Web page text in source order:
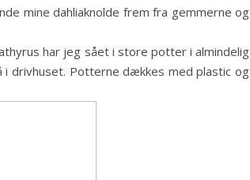
mine dahliaknolde frem fra gemmerne og
har jeg sået i store potter i almindelig
drivhuset. Potterne dækkes med plastic og